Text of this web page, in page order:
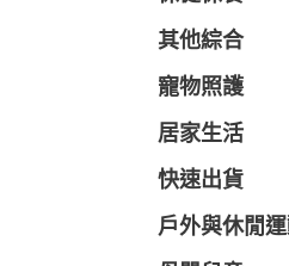
其他綜合
寵物照護
居家生活
快速出貨
戶外與休閒